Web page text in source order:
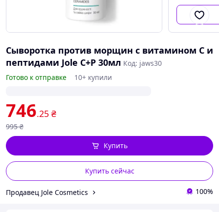
эффект
Сыворотка против морщин с витамином C и
пептидами Jole C+P 30мл Код: jaws30
Готово к отправке
10+ купили
746.25 ₴
995 ₴
Купить сейчас
Купить
Продавец Jole Cosmetics 100%